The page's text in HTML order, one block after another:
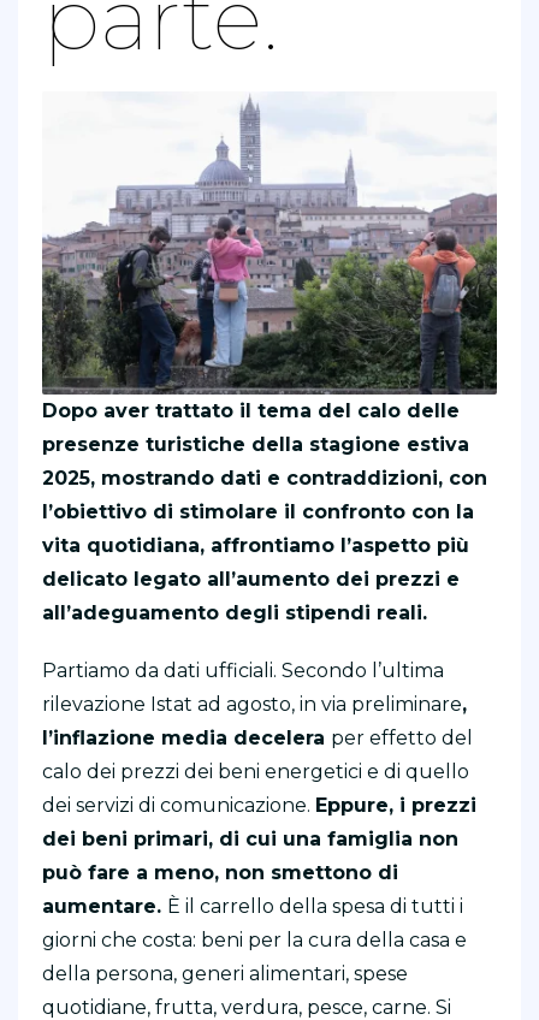
Dopo aver trattato il tema del calo delle
presenze turistiche della stagione estiva
2025, mostrando dati e contraddizioni, con
l’obiettivo di stimolare il confronto con la
vita quotidiana, affrontiamo l’aspetto più
delicato legato all’aumento dei prezzi e
all’adeguamento degli stipendi reali.
Partiamo da dati ufficiali. Secondo l’ultima
rilevazione Istat ad agosto, in via preliminare,
l’inflazione media decelera per effetto del
calo dei prezzi dei beni energetici e di quello
dei servizi di comunicazione. Eppure, i prezzi
dei beni primari, di cui una famiglia non
può fare a meno, non smettono di
aumentare. È il carrello della spesa di tutti i
giorni che costa: beni per la cura della casa e
della persona, generi alimentari, spese
quotidiane, frutta, verdura, pesce, carne. Si